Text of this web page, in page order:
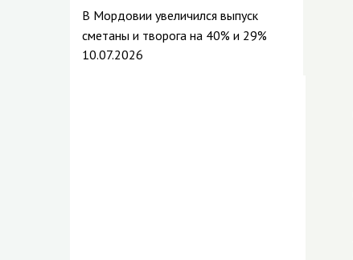
В Мордовии увеличился выпуск
сметаны и творога на 40% и 29%
10.07.2026